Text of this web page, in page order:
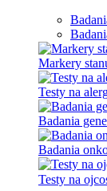
Markery
Testy na
Badania
Badania
Testy na